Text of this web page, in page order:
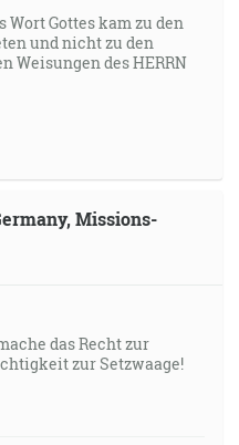
Wort Gottes kam zu den
und nicht zu den
Weisungen des HERRN
Missions-
das Recht zur
zur Setzwaage!